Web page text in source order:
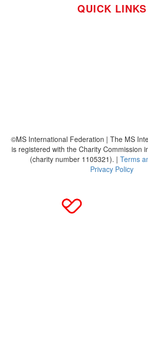
QUICK LINKS
©MS International Federation | The MS
is registered with the Charity Commission
(charity number 1105321). | Terms
Privacy Policy